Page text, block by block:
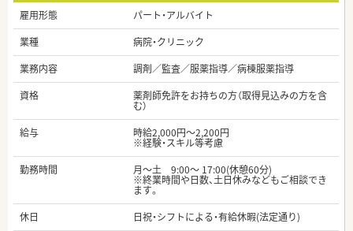
雇用形態
パート・アルバイト
業種
病院・クリニック
業務内容
調剤／監査／服薬指導／病棟服薬指導
資格
薬剤師免許をお持ちの方（取得見込みの方を含
む）
給与
時給2,000円～2,200円
※経験・スキル等考慮
勤務時間
月～土 9:00～ 17:00(休憩60分)
※終業時間や日数、土日休みなどもご相談でき
ます。
休日
日祝・シフトによる・有給休暇(法定通り)